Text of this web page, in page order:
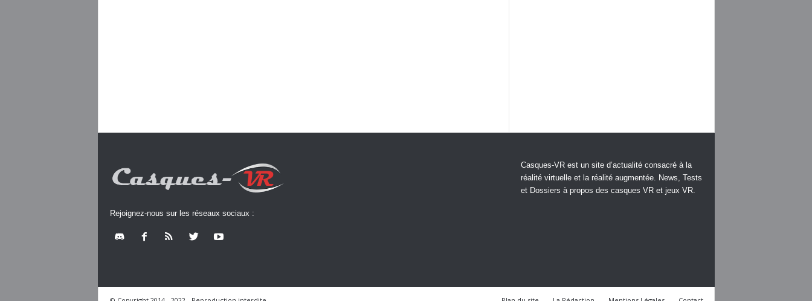
Rejoignez-nous sur les réseaux sociaux :
Casques-VR est un site d’actualité consacré à la
réalité virtuelle et la réalité augmentée. News, Tests
et Dossiers à propos des casques VR et jeux VR.